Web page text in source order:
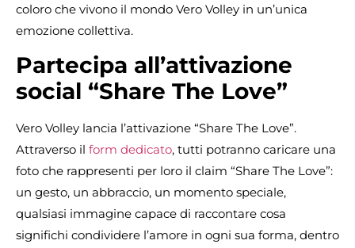
coloro che vivono il mondo Vero Volley in un’unica
emozione collettiva.
Partecipa all’attivazione
social “Share The Love”
Vero Volley lancia l’attivazione “Share The Love”.
Attraverso il form dedicato, tutti potranno caricare una
foto che rappresenti per loro il claim “Share The Love”:
un gesto, un abbraccio, un momento speciale,
qualsiasi immagine capace di raccontare cosa
significhi condividere l’amore in ogni sua forma, dentro